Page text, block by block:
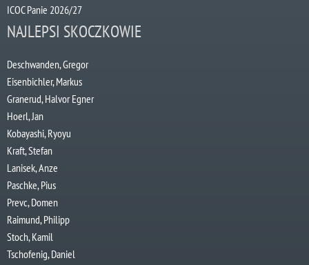
ICOC Panie 2026/27
NAJLEPSI SKOCZKOWIE
Deschwanden, Gregor
Eisenbichler, Markus
Granerud, Halvor Egner
Hoerl, Jan
Kobayashi, Ryoyu
Kraft, Stefan
Lanisek, Anze
Paschke, Pius
Prevc, Domen
Raimund, Philipp
Stoch, Kamil
Tschofenig, Daniel